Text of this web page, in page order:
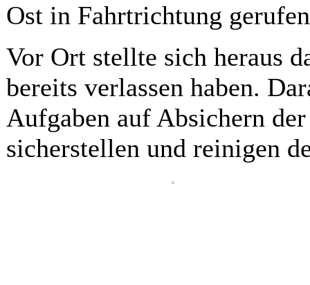
Ost in Fahrtrichtung
Vor Ort stellte sich heraus
bereits verlassen haben.
Aufgaben auf Absichern
sicherstellen und reinigen